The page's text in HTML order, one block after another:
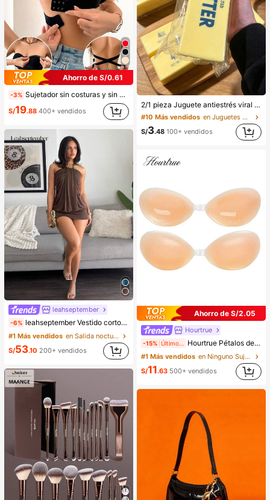
Ahorro de S/0.61
-3% Sujetador sin costuras y sin aros para mujer, sexy con laterales antideslizantes, almohadillas extraíbles y espalda cruzada, sin tirantes, comodidad todo el día
S/19.88 400+ vendidos
leahseptember
-6% leahseptember Vestido corto elegante y sexy de mujer estilo Y2K, casual para vacaciones, festival de música y concierto, boho chic, color café marrón chocolate, ajustado, unicolor con plisados y colores contrastantes, con cuentas, cuello halter, mini vestido, moda de verano, ropa boho para mujer, fiesta, cita nocturna
#1 Más vendidos
en Salida nocturna Mini vestidos de mujer
S/53.10 200+ vendidos
2/1 pieza Juguete antiestrés viral de mantequilla suave y lindo de gran tamaño, juguete de alivio del estrés, estimulación sensorial, pelota antiestrés, adecuado como regalo de Pascua, cumpleaños, graduación, favor de fiesta, suministros para despedida de soltera, estilo dumpling de rebote lento, estético, regalo de Navidad
#10 Más vendidos
en Juguetes para apretar para adolescentes
S/3.48 100+ vendidos
Ahorro de S/2.05
Hourtrue
-15% Hourtrue Pétalos de silicona gruesos e impermeables para damas, para levantar y empujar el pecho pequeño, especial para fotografía de bodas, para damas de honor
#1 Más vendidos
en Ninguno Sujetador adhesivo para mujer
S/11.63 500+ vendidos